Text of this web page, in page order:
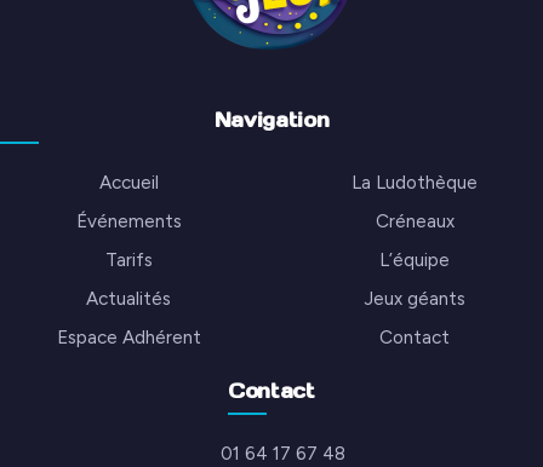
Navigation
Accueil
La Ludothèque
Événements
Créneaux
Tarifs
L’équipe
Actualités
Jeux géants
Espace Adhérent
Contact
Contact
01 64 17 67 48